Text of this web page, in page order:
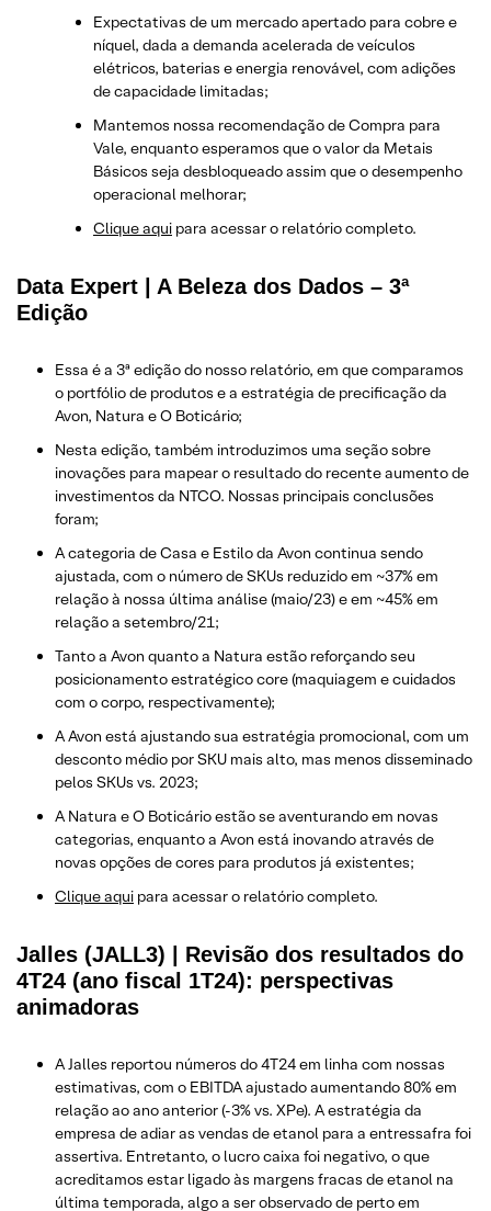
Expectativas de um mercado apertado para cobre e
níquel, dada a demanda acelerada de veículos
elétricos, baterias e energia renovável, com adições
de capacidade limitadas;
Mantemos nossa recomendação de Compra para
Vale, enquanto esperamos que o valor da Metais
Básicos seja desbloqueado assim que o desempenho
operacional melhorar;
Clique aqui para acessar o relatório completo.
Data Expert | A Beleza dos Dados – 3ª
Edição
Essa é a 3ª edição do nosso relatório, em que comparamos
o portfólio de produtos e a estratégia de precificação da
Avon, Natura e O Boticário;
Nesta edição, também introduzimos uma seção sobre
inovações para mapear o resultado do recente aumento de
investimentos da NTCO. Nossas principais conclusões
foram;
A categoria de Casa e Estilo da Avon continua sendo
ajustada, com o número de SKUs reduzido em ~37% em
relação à nossa última análise (maio/23) e em ~45% em
relação a setembro/21;
Tanto a Avon quanto a Natura estão reforçando seu
posicionamento estratégico core (maquiagem e cuidados
com o corpo, respectivamente);
A Avon está ajustando sua estratégia promocional, com um
desconto médio por SKU mais alto, mas menos disseminado
pelos SKUs vs. 2023;
A Natura e O Boticário estão se aventurando em novas
categorias, enquanto a Avon está inovando através de
novas opções de cores para produtos já existentes;
Clique aqui para acessar o relatório completo.
Jalles (JALL3) | Revisão dos resultados do
4T24 (ano fiscal 1T24): perspectivas
animadoras
A Jalles reportou números do 4T24 em linha com nossas
estimativas, com o EBITDA ajustado aumentando 80% em
relação ao ano anterior (-3% vs. XPe). A estratégia da
empresa de adiar as vendas de etanol para a entressafra foi
assertiva. Entretanto, o lucro caixa foi negativo, o que
acreditamos estar ligado às margens fracas de etanol na
última temporada, algo a ser observado de perto em